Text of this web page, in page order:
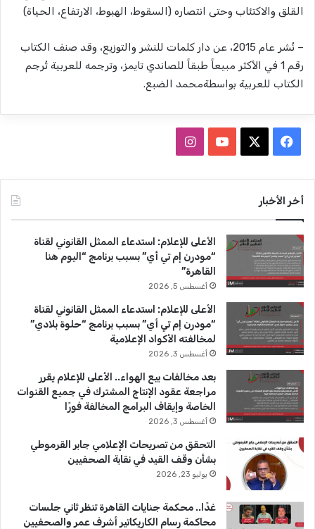
القلق والاكتئاب وحتى انتصاره (السقوط، الهبوط، الارتفاع، الحياة)
– نُشر عام 2015، عن دار كلمات للنشر والتوزيع، وقد صنف الكتاب
رقم 1 في الأكثر مبيعاً طبقاً للصاندي تايمز، وترجمه للعربية تُرجم
الكتاب للعربية بواسطةمحمد الضبع.
س
و
ك
T
u
b
e
ق
ا
م
أخر الأخبار
الأعلى للإعلام: استدعاء الممثل القانوني لقناة
“مودرن إم تي أي” بسبب برنامج “اليوم هنا
القاهرة”
أغسطس 5, 2026
الأعلى للإعلام: استدعاء الممثل القانوني لقناة
“مودرن إم تي أي” بسبب برنامج “حلوة بلادي”
لمخالفته الأكواد الإعلامية
أغسطس 3, 2026
بعد مخالفات بيع الهواء.. الأعلى للإعلام يقرر
مراجعة عقود الإنتاج المشترك في جميع القنوات
الخاصة وإيقاف البرامج المخالفة فورًا
أغسطس 3, 2026
التحقق من تصريحات الإعلامي جابر القرموطي
بشأن وقف القيد في نقابة الصحفيين
يوليو 23, 2026
غدًا.. محكمة جنايات القاهرة تنظر ثاني جلسات
محاكمة رسام الكاريكاتير أشرف عمر والصحفيين